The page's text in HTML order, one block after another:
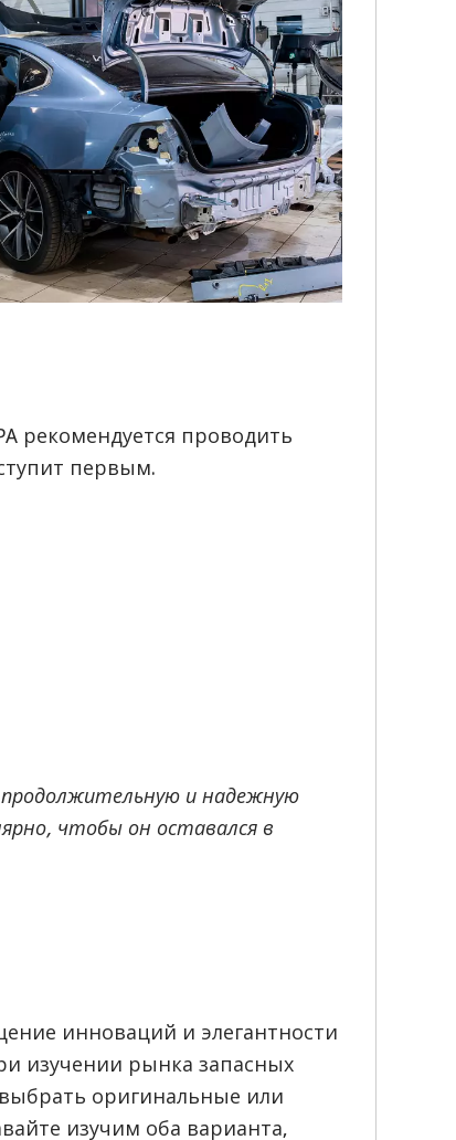
рекомендуется проводить
первым.
продолжительную и надежную
чтобы он оставался в
инноваций и элегантности
изучении рынка запасных
оригинальные или
изучим оба варианта,